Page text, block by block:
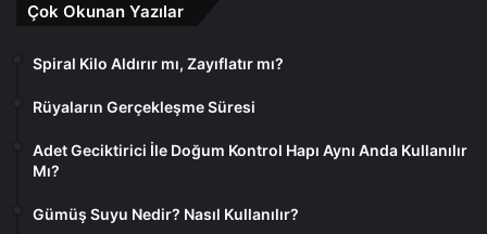
Çok Okunan Yazılar
Spiral Kilo Aldırır mı, Zayıflatır mı?
Rüyaların Gerçekleşme Süresi
Adet Geciktirici İle Doğum Kontrol Hapı Aynı Anda Kullanılır
Mı?
Gümüş Suyu Nedir? Nasıl Kullanılır?